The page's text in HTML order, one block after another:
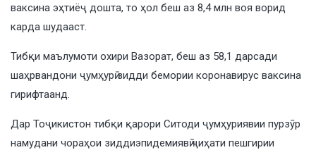
ваксина эҳтиёҷ дошта, то ҳол беш аз 8,4 млн воя ворид
карда шудааст.
Тибқи маълумоти охири Вазорат, беш аз 58,1 дарсади
шаҳрвандони ҷумҳурӣ зидди бемории коронавирус ваксина
гирифтаанд.
Дар Тоҷикистон тибқи қарори Ситоди ҷумҳуриявии пурзӯр
намудани чораҳои зиддиэпидемиявӣ ҷиҳати пешгирии